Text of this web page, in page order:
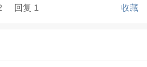
回复 1 收藏